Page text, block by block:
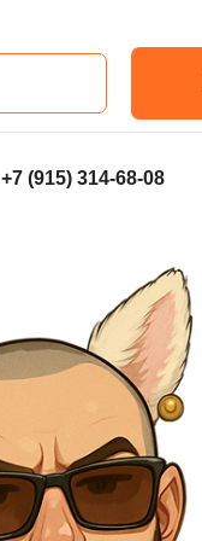
+7 (915) 314-68-08